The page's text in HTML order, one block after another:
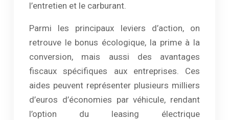
l’entretien et le carburant.
Parmi les principaux leviers d’action, on
retrouve le bonus écologique, la prime à la
conversion, mais aussi des avantages
fiscaux spécifiques aux entreprises. Ces
aides peuvent représenter plusieurs milliers
d’euros d’économies par véhicule, rendant
l’option du leasing électrique